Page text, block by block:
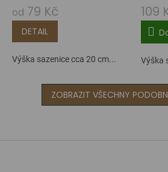
od 79 Kč
DETAIL
Výška sazenice cca 20 cm...
109
Výška
ZOBRAZIT VŠECHNY